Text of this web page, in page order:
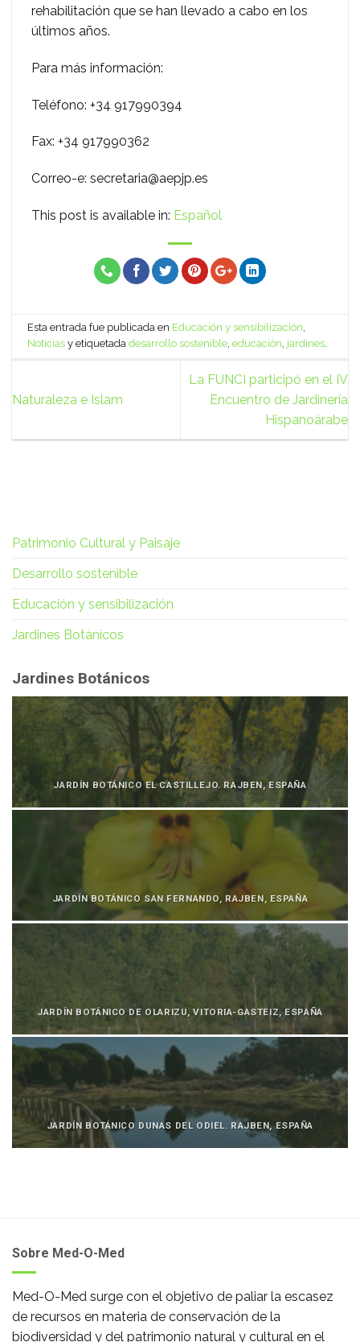
rehabilitación que se han llevado a cabo en los
últimos años.
Para más información:
Teléfono: +34 917990394
Fax: +34 917990362
Correo-e: secretaria@aepjp.es
This post is available in: Español
Esta entrada fue publicada en Educación y sensibilización,
Noticias y etiquetadadesarrollo sostenible,educación, jardines.
Naturaleza e Islam
La FUNCI participó en el IV
Encuentro de Jardinería
Hispanoárabe
Patrimonio Cultural y Paisaje
Desarrollo sostenible
Educación y sensibilización
Jardines Botánicos
Jardines Botánicos
JARDÍN BOTÁNICO EL CASTILLEJO. RAJBEN, ESPAÑA
JARDÍN BOTÁNICO SAN FERNANDO, RAJBEN, ESPAÑA
JARDÍN BOTÁNICO DE OLARIZU, VITORIA-GASTEIZ, ESPAÑA
JARDÍN BOTÁNICO DUNAS DEL ODIEL. RAJBEN, ESPAÑA
Sobre Med-O-Med
Med-O-Med surge con el objetivo de paliar la escasez
de recursos en materia de conservación de la
biodiversidad y del patrimonio natural y cultural en el